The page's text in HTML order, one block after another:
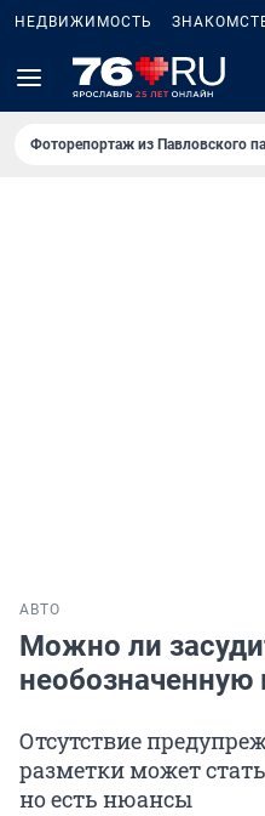
НЕДВИЖИМОСТЬ
Фоторепортаж из Павловского
АВТО
Можно ли
необозначенную
Отсутствие
разметки может
но есть нюансы